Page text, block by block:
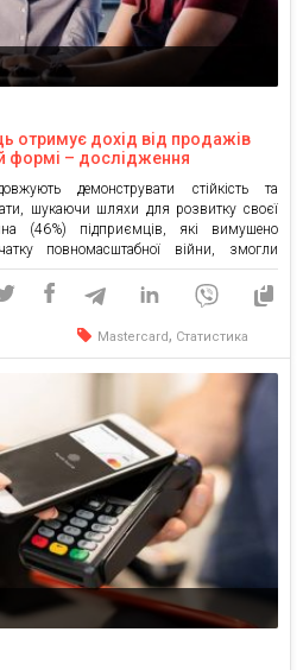
отримує дохід від продажів
формі – дослідження
демонструвати стійкість та
шукаючи шляхи для розвитку своєї
(46%) підприємців, які вимушено
повномасштабної війни, змогли
обсязі. Ще 38% прогнозують, що
показників протягом одного-двох
Mastercard SME Index 2023, у […]
Mastercard, Статистика